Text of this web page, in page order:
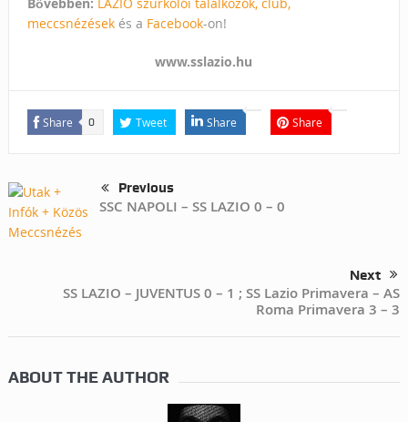
meccsnézésekés a Facebook-on!
www.sslazio.hu
Share 0 Tweet Share Share
Previous
SSC NAPOLI – SS LAZIO 0 – 0
Next
SS LAZIO – JUVENTUS 0 – 1 ; SS Lazio Primavera – AS
Roma Primavera 3 – 3
ABOUT THE AUTHOR